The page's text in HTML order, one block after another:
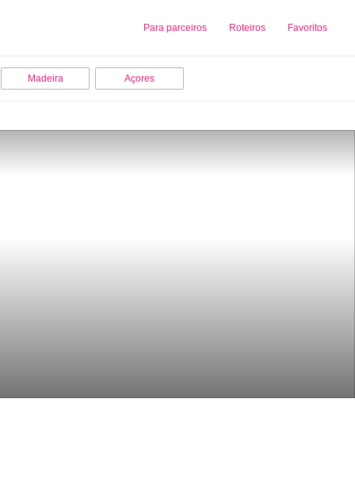
Para parceiros Roteiros Favoritos
Sobre nós Adicionar uma Empresa
Madeira Açores